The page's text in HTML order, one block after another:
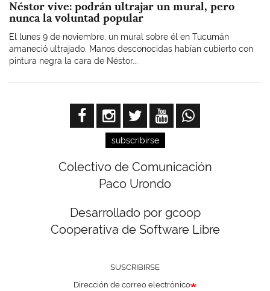
Néstor vive: podrán ultrajar un mural, pero
nunca la voluntad popular
El lunes 9 de noviembre, un mural sobre él en Tucumán
amaneció ultrajado. Manos desconocidas habían cubierto con
pintura negra la cara de Néstor...
subscribirse
Colectivo de Comunicación
Paco Urondo
Desarrollado por gcoop
Cooperativa de Software Libre
SUSCRIBIRSE
Dirección de correo electrónico